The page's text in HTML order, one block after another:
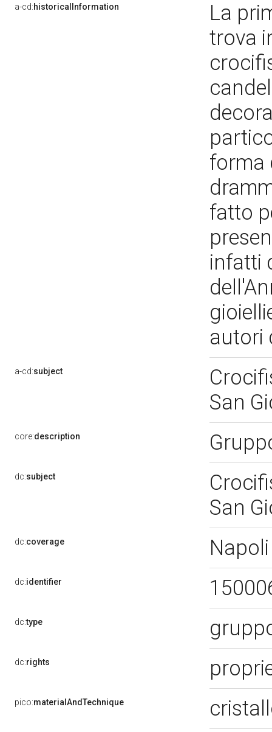
a-cd:historicalInformation
La
trova
forma
fatto
infatti
autori
a-cd:subject
San
core:description
dc:subject
San
dc:coverage
dc:identifier
dc:type
dc:rights
pico:materialAndTechnique